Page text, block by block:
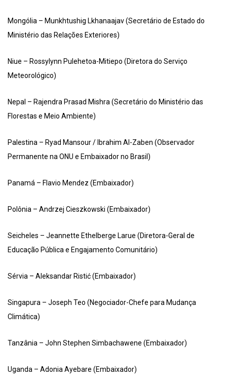
Mongólia – Munkhtushig Lkhanaajav (Secretário de Estado do
Ministério das Relações Exteriores)
Niue – Rossylynn Pulehetoa-Mitiepo (Diretora do Serviço
Meteorológico)
Nepal – Rajendra Prasad Mishra (Secretário do Ministério das
Florestas e Meio Ambiente)
Palestina – Ryad Mansour / Ibrahim Al-Zaben (Observador
Permanente na ONU e Embaixador no Brasil)
Panamá – Flavio Mendez (Embaixador)
Polônia – Andrzej Cieszkowski (Embaixador)
Seicheles – Jeannette Ethelberge Larue (Diretora-Geral de
Educação Pública e Engajamento Comunitário)
Sérvia – Aleksandar Ristić (Embaixador)
Singapura – Joseph Teo (Negociador-Chefe para Mudança
Climática)
Tanzânia – John Stephen Simbachawene (Embaixador)
Uganda – Adonia Ayebare (Embaixador)